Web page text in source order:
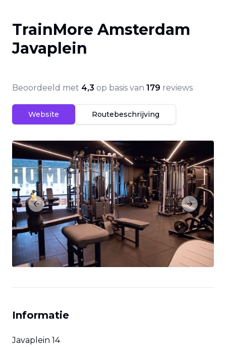
TrainMore Amsterdam
Javaplein
Beoordeeld met 4,3 op basis van 179 reviews
Website Routebeschrijving
Previous slide Next slide
Informatie
Javaplein 14